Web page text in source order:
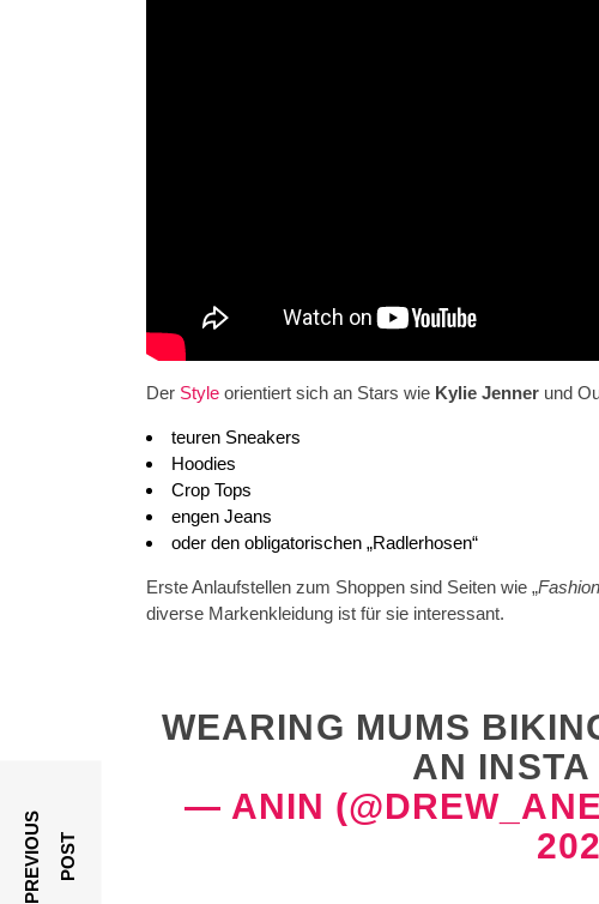
Der Style orientiert sich an Stars wie Kylie Jenner und
teuren Sneakers
Hoodies
Crop Tops
engen Jeans
oder den obligatorischen „Radlerhosen“
Erste Anlaufstellen zum Shoppen sind Seiten wie „
diverse Markenkleidung ist für sie interessant.
WEARING MUMS
AN
— ANIN
P
R
E
V
I
O
U
S
P
O
S T